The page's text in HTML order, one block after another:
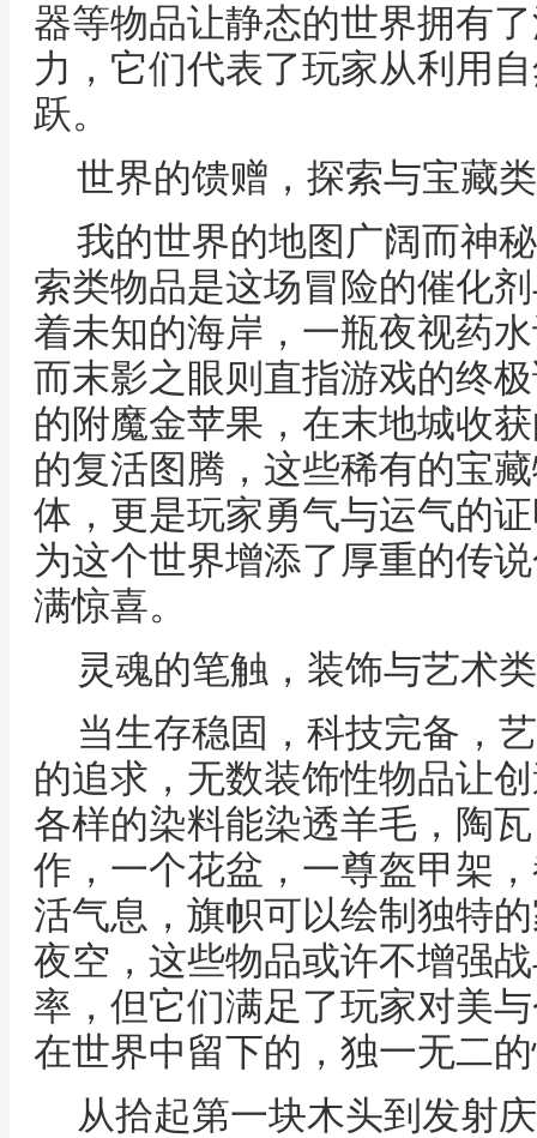
器等物品让静态的世界拥有
力，它们代表了玩家从利用
跃。
世界的馈赠，探索与宝藏
我的世界的地图广阔而神
索类物品是这场冒险的催化
着未知的海岸，一瓶夜视药
而末影之眼则直指游戏的终
的附魔金苹果，在末地城收
的复活图腾，这些稀有的宝
体，更是玩家勇气与运气的
为这个世界增添了厚重的传
满惊喜。
灵魂的笔触，装饰与艺术
当生存稳固，科技完备，
的追求，无数装饰性物品让
各样的染料能染透羊毛，陶
作，一个花盆，一尊盔甲架
活气息，旗帜可以绘制独特
夜空，这些物品或许不增强
率，但它们满足了玩家对美
在世界中留下的，独一无二
从拾起第一块木头到发射